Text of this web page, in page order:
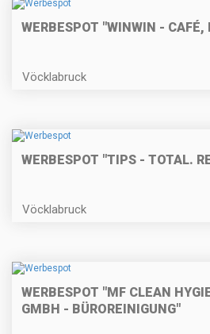
WERBESPOT "WINWIN - CAFÉ,
Vöcklabruck
WERBESPOT "TIPS - TOTAL.
Vöcklabruck
WERBESPOT "MF CLEAN
GMBH - BÜROREINIGUNG"